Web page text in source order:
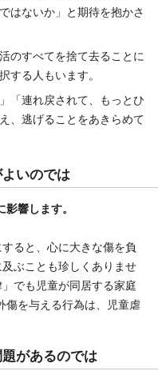
はないか」と期待を抱かさ
のすべてを捨て去ることに
する人もいます。
「連れ戻されて、もっとひ
、逃げることをあきらめて
いのでは
響します。
ると、心に大きな傷を負
ぶことも珍しくありませ
でも児童が同居する家庭
傷を与える行為は、児童虐
があるのでは